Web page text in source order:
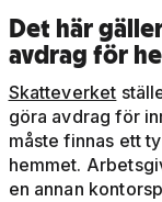
Det här
avdrag för
Skatteverket
göra avdrag för
måste finnas ett
hemmet.
en annan